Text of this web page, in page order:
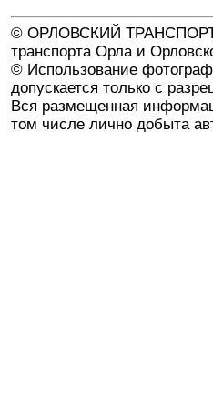
© ОРЛОВСКИЙ ТРАНСПОРТ
транспорта Орла и
© Использование
допускается только с
Вся размещенная
том числе лично добыта